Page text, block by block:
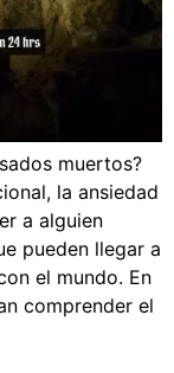
muertos?
la ansiedad
a alguien
pueden llegar a
el mundo. En
comprender el